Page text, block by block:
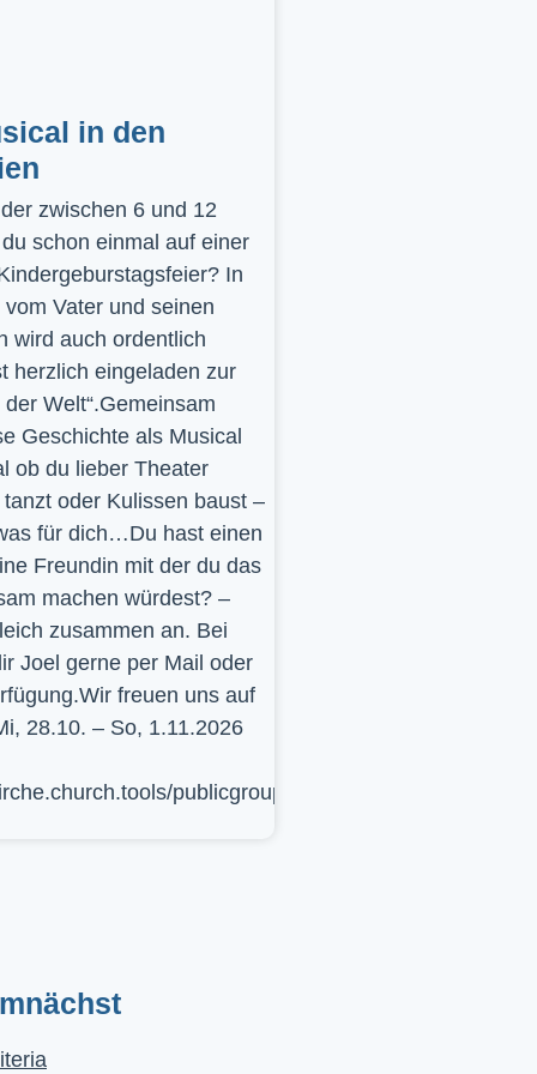
in den
zwischen 6 und 12
schon einmal auf einer
In
Vater und seinen
wird auch ordentlich
herzlich eingeladen zur
Welt“.Gemeinsam
Geschichte als Musical
ob du lieber Theater
oder Kulissen baust –
für dich…Du hast einen
Freundin mit der du das
machen würdest? –
zusammen an. Bei
Joel gerne per Mail oder
freuen uns auf
28.10. – So, 1.11.2026
publicgroup/617